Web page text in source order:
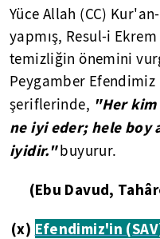
Yüce Allah (CC)
yapmış, Resul-i
temizliğin önemini
Peygamber Efendimiz
şeriflerinde, "Her kim
ne iyi eder; hele boy
iyidir."buyurur.
(Ebu Davud,
(x) Efendimiz'in